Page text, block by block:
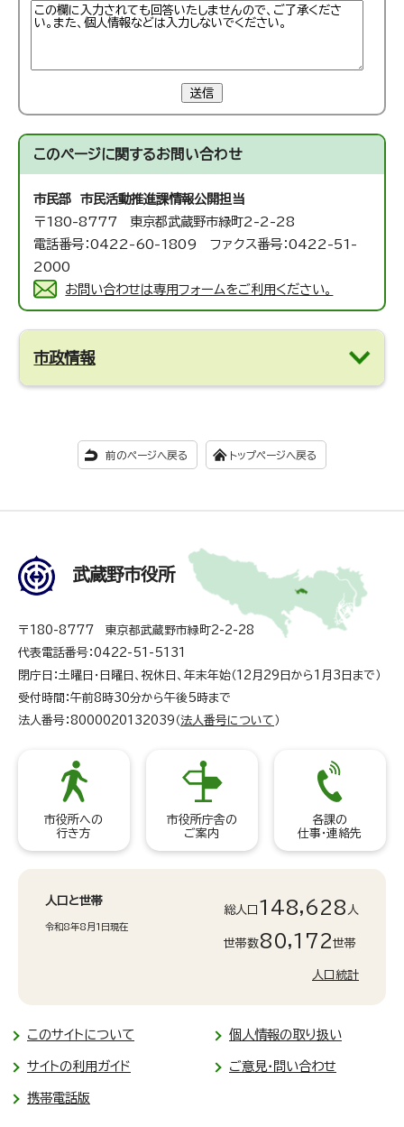
送信
このページに関するお問い合わせ
市民部 市民活動推進課情報公開担当
〒180-8777 東京都武蔵野市緑町2-2-28
電話番号：0422-60-1809 ファクス番号：0422-51-
2000
お問い合わせは専用フォームをご利用ください。
市政情報
前のページへ戻る トップページへ戻る
武蔵野市役所
〒180-8777 東京都武蔵野市緑町2-2-28
代表電話番号：0422-51-5131
閉庁日：土曜日・日曜日、祝休日、年末年始（12月29日から1月3日まで）
受付時間：午前8時30分から午後5時まで
法人番号：8000020132039（ 法人番号について ）
市役所への
行き方
市役所庁舎の
ご案内
各課の
仕事・連絡先
人口と世帯
令和8年8月1日現在
総人口 148,628 人
世帯数80,172世帯
人口統計
このサイトについて 個人情報の取り扱い
サイトの利用ガイド ご意見・問い合わせ
携帯電話版